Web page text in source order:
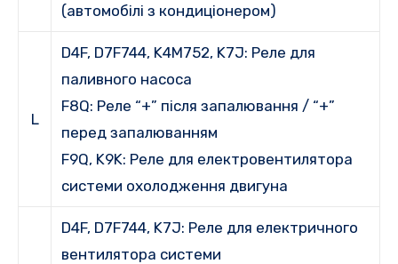
(автомобілі з кондиціонером)
L
D4F, D7F744, K4M752, K7J: Реле для
паливного насоса
F8Q: Реле “+” після запалювання / “+”
перед запалюванням
F9Q, K9K: Реле для електровентилятора
системи охолодження двигуна
D4F, D7F744, K7J: Реле для електричного
вентилятора системи